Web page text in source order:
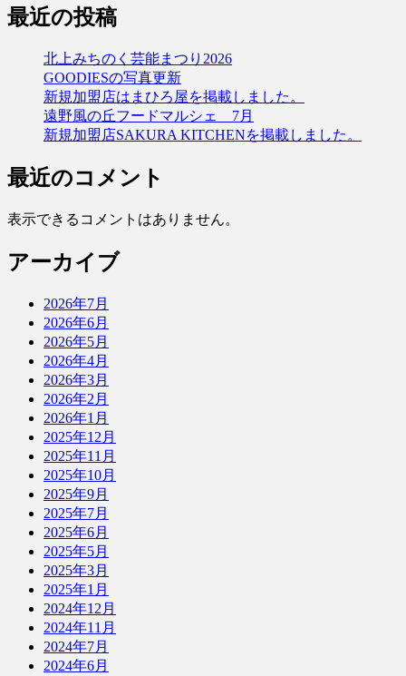
最近の投稿
北上みちのく芸能まつり2026
GOODIESの写真更新
新規加盟店はまひろ屋を掲載しました。
遠野風の丘フードマルシェ 7月
新規加盟店SAKURA KITCHENを掲載しました。
最近のコメント
表示できるコメントはありません。
アーカイブ
2026年7月
2026年6月
2026年5月
2026年4月
2026年3月
2026年2月
2026年1月
2025年12月
2025年11月
2025年10月
2025年9月
2025年7月
2025年6月
2025年5月
2025年3月
2025年1月
2024年12月
2024年11月
2024年7月
2024年6月